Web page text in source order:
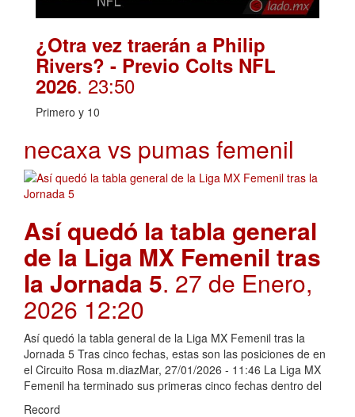
¿Otra vez traerán a Philip
Rivers? - Previo Colts NFL
2026. 23:50
Primero y 10
necaxa vs pumas femenil
Así quedó la tabla general
de la Liga MX Femenil tras
la Jornada 5. 27 de Enero,
2026 12:20
Así quedó la tabla general de la Liga MX Femenil tras la
Jornada 5 Tras cinco fechas, estas son las posiciones de en
el Circuito Rosa m.diazMar, 27/01/2026 - 11:46 La Liga MX
Femenil ha terminado sus primeras cinco fechas dentro del
Record